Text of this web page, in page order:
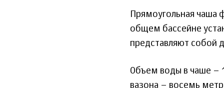
Прямоугольная
общем бассейне
представляют собой
Объем воды в чаше –
вазона – восемь